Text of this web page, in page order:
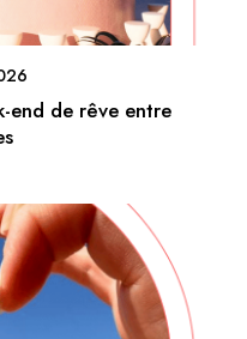
end de rêve entre